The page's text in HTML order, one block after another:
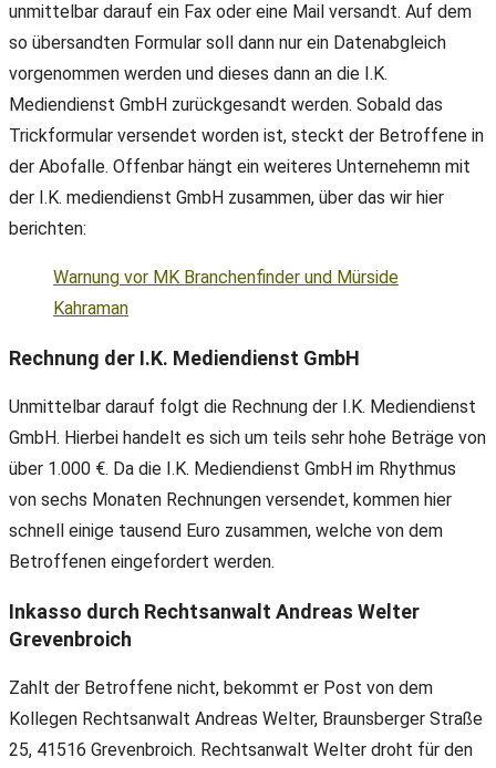
unmittelbar darauf ein Fax oder eine Mail versandt. Auf dem
so übersandten Formular soll dann nur ein Datenabgleich
vorgenommen werden und dieses dann an die I.K.
Mediendienst GmbH zurückgesandt werden. Sobald das
Trickformular versendet worden ist, steckt der Betroffene in
der Abofalle. Offenbar hängt ein weiteres Unternehemn mit
der I.K. mediendienst GmbH zusammen, über das wir hier
berichten:
Warnung vor MK Branchenfinder und Mürside
Kahraman
Rechnung der I.K. Mediendienst GmbH
Unmittelbar darauf folgt die Rechnung der I.K. Mediendienst
GmbH. Hierbei handelt es sich um teils sehr hohe Beträge von
über 1.000 €. Da die I.K. Mediendienst GmbH im Rhythmus
von sechs Monaten Rechnungen versendet, kommen hier
schnell einige tausend Euro zusammen, welche von dem
Betroffenen eingefordert werden.
Inkasso durch Rechtsanwalt Andreas Welter
Grevenbroich
Zahlt der Betroffene nicht, bekommt er Post von dem
Kollegen Rechtsanwalt Andreas Welter, Braunsberger Straße
25, 41516 Grevenbroich. Rechtsanwalt Welter droht für den